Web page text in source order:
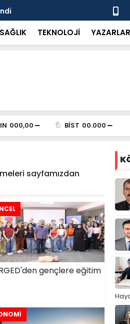
Gayrimenkul
SAĞLIK TEKNOLOJİ YAZARLAR
000,00 BİST 00.000
sayfamızdan
gençlere eğitim